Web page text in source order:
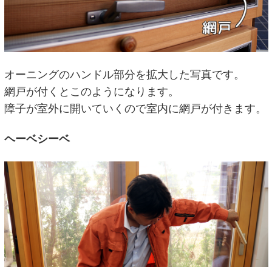
オーニングのハンドル部分を拡大した写真です。
網戸が付くとこのようになります。
障子が室外に開いていくので室内に網戸が付きます。
ヘーベシーベ